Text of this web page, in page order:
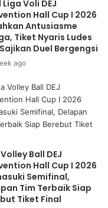
Liga Voli DEJ
Hall Cup I 2026
Antusiasme
Tiket Nyaris Ludes
Duel Bergengsi
ago
Ball DEJ
Hall Cup I 2026
Semifinal,
Tim Terbaik Siap
Tiket Final